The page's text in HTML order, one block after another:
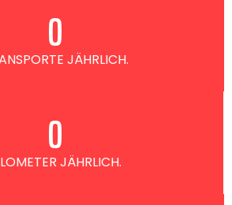
JÄHRLICH.
0
JÄHRLICH.
0